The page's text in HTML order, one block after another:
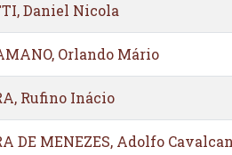
Daniel Nicola
Orlando Mário
Rufino Inácio
DE MENEZES, Adolfo